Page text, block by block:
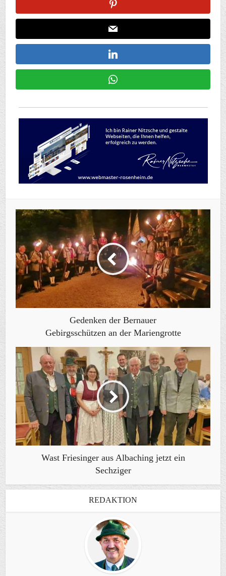
Gedenken der Bernauer
Gebirgsschützen an der Mariengrotte
Wast Friesinger aus Albaching jetzt ein
Sechziger
REDAKTION